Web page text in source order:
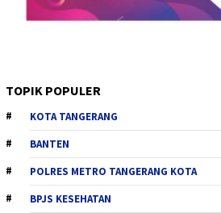
TOPIK POPULER
KOTA TANGERANG
BANTEN
POLRES METRO TANGERANG KOTA
BPJS KESEHATAN